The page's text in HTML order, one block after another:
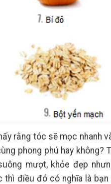
rằng tóc sẽ mọc nhanh
phong phú hay không?
mượt, khỏe đẹp
thì điều đó có nghĩa là